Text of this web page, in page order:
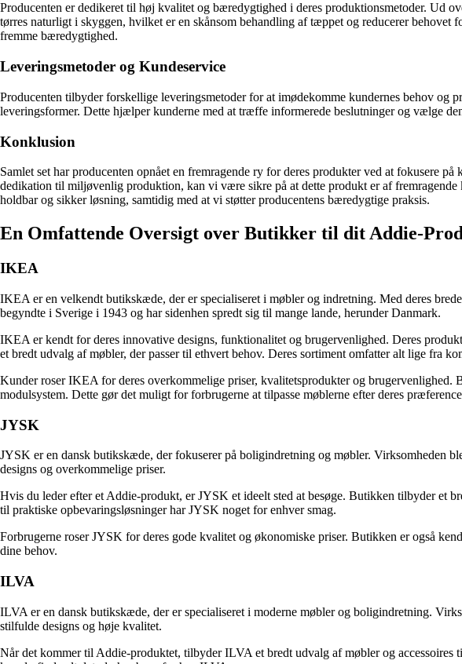
Producenten er dedikeret til høj kvalitet og bæredygtighed i deres produktionsmetoder.
tørres naturligt i skyggen, hvilket er en skånsom behandling af tæppet og reducerer
fremme bæredygtighed.
Leveringsmetoder og Kundeservice
Producenten tilbyder forskellige leveringsmetoder for at imødekomme kundernes behov og
leveringsformer. Dette hjælper kunderne med at træffe informerede beslutninger og vælge
Konklusion
Samlet set har producenten opnået en fremragende ry for deres produkter ved at
dedikation til miljøvenlig produktion, kan vi være sikre på at dette produkt er af
holdbar og sikker løsning, samtidig med at vi støtter producentens bæredygtige praksis.
En Omfattende Oversigt over Butikker til dit Addie-
IKEA
IKEA er en velkendt butikskæde, der er specialiseret i møbler og indretning. Med deres
begyndte i Sverige i 1943 og har sidenhen spredt sig til mange lande, herunder Danmark.
IKEA er kendt for deres innovative designs, funktionalitet og brugervenlighed. Deres
et bredt udvalg af møbler, der passer til ethvert behov. Deres sortiment omfatter alt lige fra
Kunder roser IKEA for deres overkommelige priser, kvalitetsprodukter og
modulsystem. Dette gør det muligt for forbrugerne at tilpasse møblerne efter deres
JYSK
JYSK er en dansk butikskæde, der fokuserer på boligindretning og møbler. Virksomheden
designs og overkommelige priser.
Hvis du leder efter et Addie-produkt, er JYSK et ideelt sted at besøge. Butikken tilbyder et
til praktiske opbevaringsløsninger har JYSK noget for enhver smag.
Forbrugerne roser JYSK for deres gode kvalitet og økonomiske priser. Butikken er også
dine behov.
ILVA
ILVA er en dansk butikskæde, der er specialiseret i moderne møbler og boligindretning.
stilfulde designs og høje kvalitet.
Når det kommer til Addie-produktet, tilbyder ILVA et bredt udvalg af møbler og